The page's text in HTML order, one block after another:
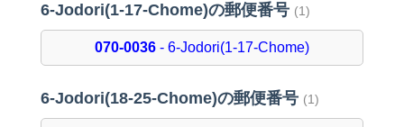
6-Jodori(1-17-Chome)の郵便番号 (1)
070-0036- 6-Jodori(1-17-Chome)
6-Jodori(18-25-Chome)の郵便番号 (1)